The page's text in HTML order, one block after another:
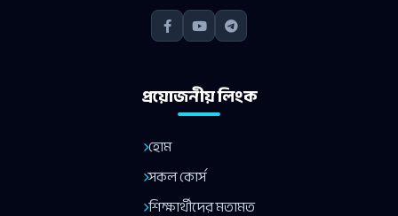
প্রয়োজনীয় লিংক
হোম
সকল কোর্স
শিক্ষার্থীদের মতামত